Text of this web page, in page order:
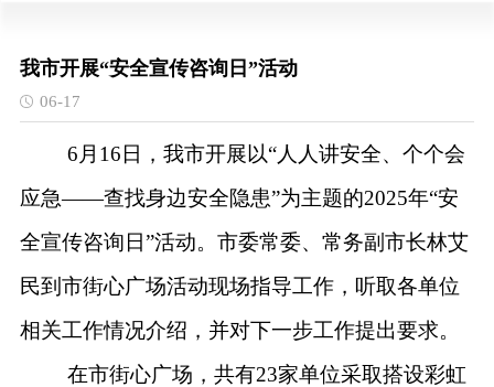
我市开展“安全宣传咨询日”活动
06-17
6月16日， 我市开展以“人人讲安全、个个会
应急——查找身边安全隐患”为主题的2025年“安
全宣传咨询日”活动。 市委常委、常务副市长林艾
民到市街心广场活动现场指导工作，听取各单位
相关工作情况介绍，并对下一步工作提出要求。
在市街心广场 ，共有23家单位采取搭设彩虹